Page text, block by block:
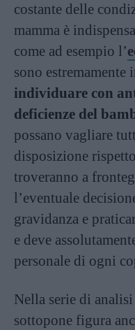
costante delle
mamma è
come ad esempio l’
sono
individuare con
deficienze del
possano vagliare
disposizione
troveranno a
l’eventuale
gravidanza e
e deve
personale di ogni
Nella serie di
sottopone figura